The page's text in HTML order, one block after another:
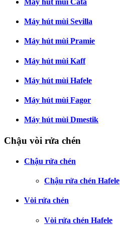
Máy hút mùi Sevilla
Máy hút mùi Pramie
Máy hút mùi Kaff
Máy hút mùi Hafele
Máy hút mùi Fagor
Máy hút mùi Dmestik
Chậu vòi rửa chén
Chậu rửa chén
Chậu rửa chén Hafele
Vòi rửa chén
Vòi rửa chén Hafele